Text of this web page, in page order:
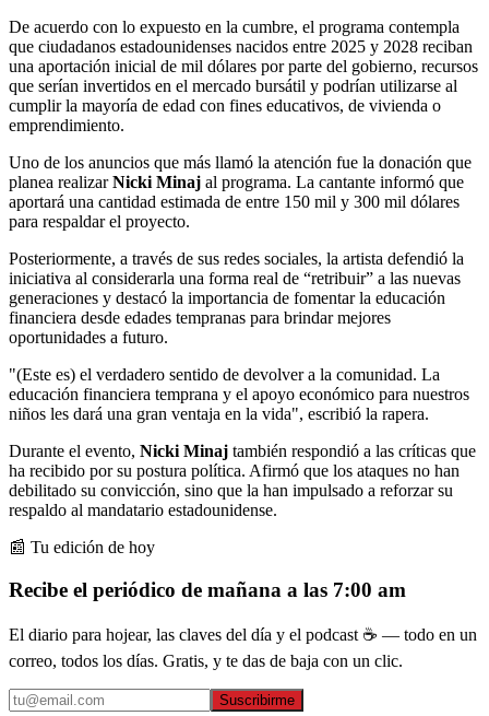
De acuerdo con lo expuesto en la cumbre, el programa contempla
que ciudadanos estadounidenses nacidos entre 2025 y 2028 reciban
una aportación inicial de mil dólares por parte del gobierno, recursos
que serían invertidos en el mercado bursátil y podrían utilizarse al
cumplir la mayoría de edad con fines educativos, de vivienda o
emprendimiento.
Uno de los anuncios que más llamó la atención fue la donación que
planea realizarNicki Minaj al programa. La cantante informó que
aportará una cantidad estimada de entre 150 mil y 300 mil dólares
para respaldar el proyecto.
Posteriormente, a través de sus redes sociales, la artista defendió la
iniciativa al considerarla una forma real de “retribuir” a las nuevas
generaciones y destacó la importancia de fomentar la educación
financiera desde edades tempranas para brindar mejores
oportunidades a futuro.
"(Este es) el verdadero sentido de devolver a la comunidad. La
educación financiera temprana y el apoyo económico para nuestros
niños les dará una gran ventaja en la vida", escribió la rapera.
Durante el evento, Nicki Minaj también respondió a las críticas que
ha recibido por su postura política. Afirmó que los ataques no han
debilitado su convicción, sino que la han impulsado a reforzar su
respaldo al mandatario estadounidense.
📰 Tu edición de hoy
Recibe el periódico de mañana a las 7:00 am
El diario para hojear, las claves del día y el podcast ☕ — todo en un
correo, todos los días. Gratis, y te das de baja con un clic.
Suscribirme